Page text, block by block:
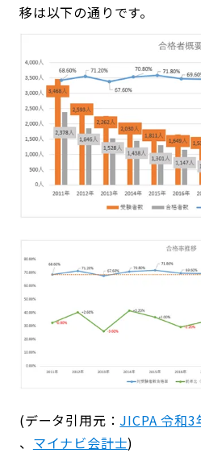
移は以下の通りです。
(データ引用元： JICPA 令和
、 マイナビ会計士)